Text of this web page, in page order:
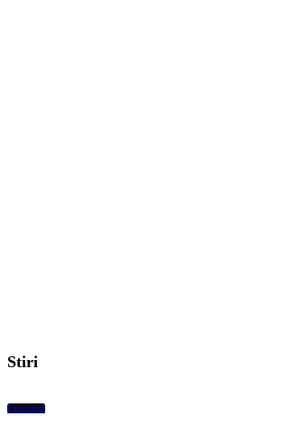
Stiri
Featured